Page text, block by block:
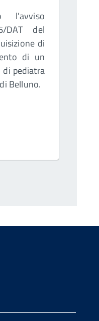
l'avviso
DAT del
di
di un
pediatra
Belluno.